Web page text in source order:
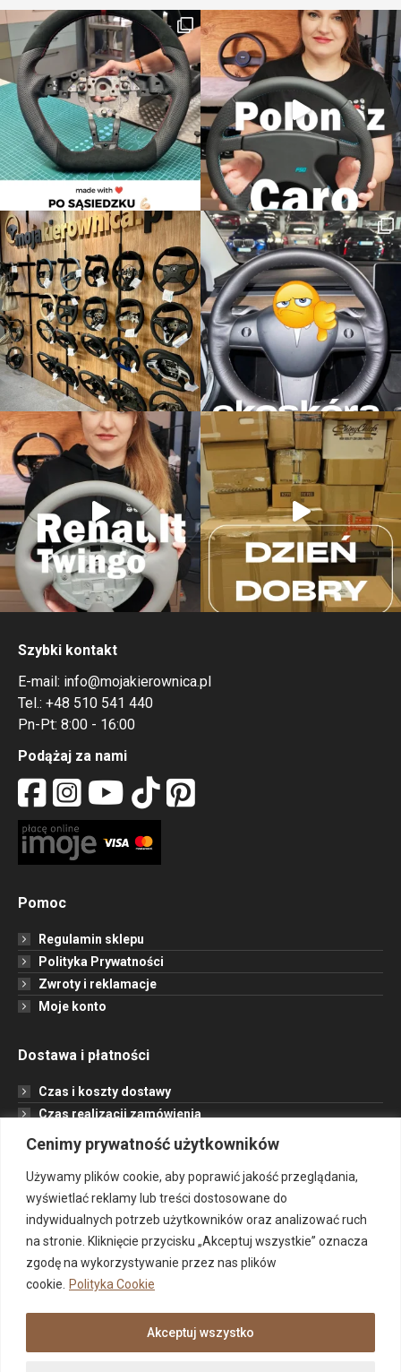
Cenimy prywatność użytkowników
Używamy plików cookie, aby poprawić jakość przeglądania,
wyświetlać reklamy lub treści dostosowane do
indywidualnych potrzeb użytkowników oraz analizować ruch
na stronie. Kliknięcie przycisku „Akceptuj wszystkie” oznacza
zgodę na wykorzystywanie przez nas plików
cookie. Polityka Cookie
Akceptuj wszystko
Szybki kontakt
E-mail: info@mojakierownica.pl
Tel.: +48 510 541 440
Pn-Pt: 8:00 - 16:00
Podążaj za nami
Pomoc
Regulamin sklepu
Polityka Prywatności
Zwroty i reklamacje
Moje konto
Dostawa i płatności
Czas i koszty dostawy
Czas realizacji zamówienia
Formy płatności
Informacje
Jak to działa?
Projekt
O nas
Kontakt